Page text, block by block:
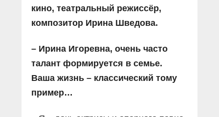
кино, театральный режиссёр,
композитор Ирина Шведова.
– Ирина Игоревна, очень часто
талант формируется в семье.
Ваша жизнь – классический тому
пример…